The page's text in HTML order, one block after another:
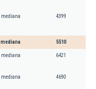
mediana 4399
mediana 5510
mediana 6421
mediana 4690